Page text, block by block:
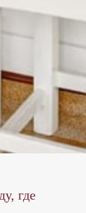
где